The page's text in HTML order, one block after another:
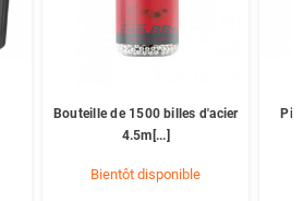
Bouteille de 1500 billes d'acier
4.5m[...]
Bientôt disponible